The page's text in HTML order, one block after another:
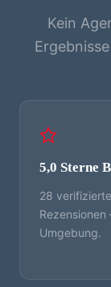
Kein
5,0 Sterne
28
Umgebung.